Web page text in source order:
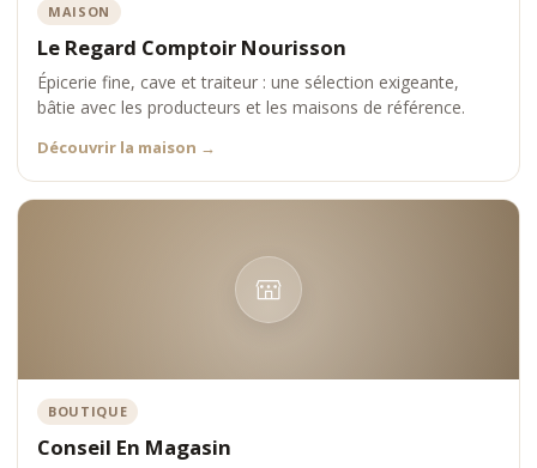
MAISON
Le Regard Comptoir Nourisson
Épicerie fine, cave et traiteur : une sélection exigeante,
bâtie avec les producteurs et les maisons de référence.
Découvrir la maison →
BOUTIQUE
Conseil En Magasin